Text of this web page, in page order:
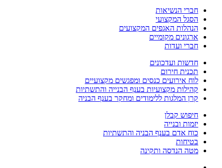
חברי הנשיאות
הסגל המקצועי
הנהלות האגפים המקצועים
ארגונים מקומיים
חברי ועדות
חדשות ועדכונים
תכנית חירום
לוח אירועים כנסים ומפגשים מקצועיים
קהילות מקצועיות בענף הבנייה והתשתיות
קרן המלגות ללימודים ומחקר בענף הבניה
חיפוש קבלן
יזמות ובנייה
כוח אדם בענף הבניה והתשתיות
בטיחות
מטה הנדסה ותקינה